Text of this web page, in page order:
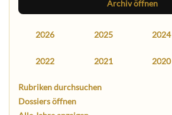
Archiv öffnen
2026 2025 2024
2022 2021 2020
Rubriken durchsuchen
Dossiers öffnen